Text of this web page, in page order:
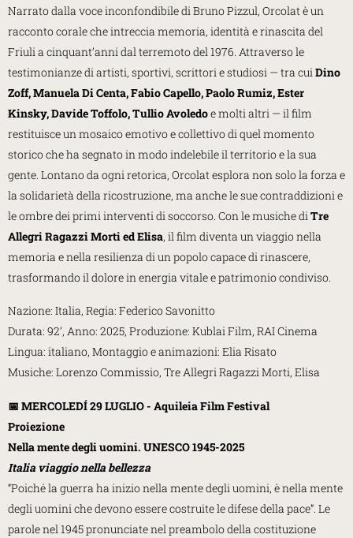
Narrato dalla voce inconfondibile di Bruno Pizzul, Orcolat è un
racconto corale che intreccia memoria, identità e rinascita del
Friuli a cinquant’anni dal terremoto del 1976. Attraverso le
testimonianze di artisti, sportivi, scrittori e studiosi — tra cui Dino
Zoff, Manuela Di Centa, Fabio Capello, Paolo Rumiz, Ester
Kinsky, Davide Toffolo, Tullio Avoledoe molti altri — il film
restituisce un mosaico emotivo e collettivo di quel momento
storico che ha segnato in modo indelebile il territorio e la sua
gente. Lontano da ogni retorica, Orcolat esplora non solo la forza e
la solidarietà della ricostruzione, ma anche le sue contraddizioni e
le ombre dei primi interventi di soccorso. Con le musiche di Tre
Allegri Ragazzi Morti ed Elisa, il film diventa un viaggio nella
memoria e nella resilienza di un popolo capace di rinascere,
trasformando il dolore in energia vitale e patrimonio condiviso.
Nazione: Italia, Regia: Federico Savonitto
Durata: 92’, Anno: 2025, Produzione: Kublai Film, RAI Cinema
Lingua: italiano, Montaggio e animazioni: Elia Risato
Musiche: Lorenzo Commissio, Tre Allegri Ragazzi Morti, Elisa
📅 MERCOLEDÍ 29 LUGLIO - Aquileia Film Festival
Proiezione
Nella mente degli uomini. UNESCO 1945-2025
Italia viaggio nella bellezza
“Poiché la guerra ha inizio nella mente degli uomini, è nella mente
degli uomini che devono essere costruite le difese della pace”. Le
parole nel 1945 pronunciate nel preambolo della costituzione